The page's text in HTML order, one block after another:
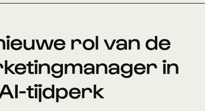
rol van de
in
tijdperk